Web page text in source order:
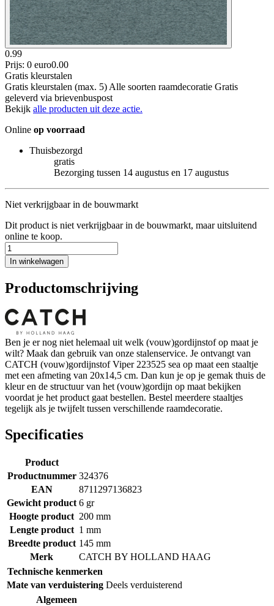
0.99
Prijs: 0 euro0.00
Gratis kleurstalen
Gratis kleurstalen (max. 5) Alle soorten raamdecoratie Gratis
geleverd via brievenbuspost
Bekijk alle producten uit deze actie.
Online op voorraad
Thuisbezorgd
gratis
Bezorging tussen 14 augustus en 17 augustus
Niet verkrijgbaar in de bouwmarkt
Dit product is niet verkrijgbaar in de bouwmarkt, maar uitsluitend
online te koop.
In winkelwagen
Productomschrijving
Ben je er nog niet helemaal uit welk (vouw)gordijnstof op maat je
wilt? Maak dan gebruik van onze stalenservice. Je ontvangt van
CATCH (vouw)gordijnstof Viper 223525 sea op maat een staaltje
met een afmeting van 20x14,5 cm. Dan kun je op je gemak thuis de
kleur en de structuur van het (vouw)gordijn op maat bekijken
voordat je het product gaat bestellen. Bestel meerdere staaltjes
tegelijk als je twijfelt tussen verschillende raamdecoratie.
Specificaties
Product
Productnummer 324376
EAN
8711297136823
Gewicht product 6 gr
Hoogte product 200 mm
Lengte product 1 mm
Breedte product 145 mm
Merk
CATCH BY HOLLAND HAAG
Technische kenmerken
Mate van verduistering Deels verduisterend
Algemeen